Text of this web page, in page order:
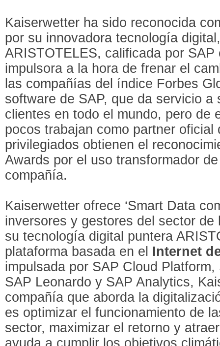
Kaiserwetter ha sido reconocida
por su innovadora tecnología
ARISTOTELES, calificada por SAP
impulsora a la hora de frenar el
las compañías del índice Forbes
software de SAP, que da servicio a
clientes en todo el mundo, pero de
pocos trabajan como partner oficial
privilegiados obtienen el
Awards por el uso transformador
compañía.
Kaiserwetter ofrece ‘Smart Data
inversores y gestores del sector de
su tecnología digital puntera
plataforma basada en el Internet
impulsada por SAP Cloud
SAP Leonardo y SAP Analytics,
compañía que aborda la
es optimizar el funcionamiento de
sector, maximizar el retorno y
ayuda a cumplir los objetivos